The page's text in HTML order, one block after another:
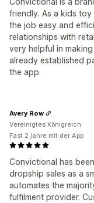
friendly. As a kids
the job easy and
relationships with
very helpful in
already established
the app.
Convictional has
dropship sales as a
automates the
fulfilment provider.
Avery Row
Vereinigtes Königreich
Fast 2 jahre mit der App